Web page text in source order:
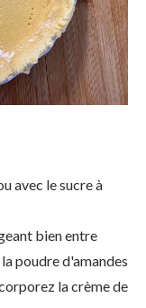
avec le sucre à
bien entre
poudre d'amandes
la crème de